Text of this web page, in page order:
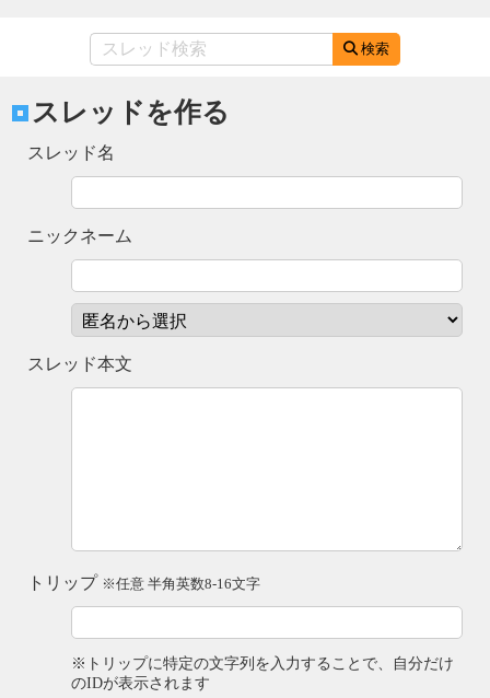
検索
スレッドを作る
スレッド名
ニックネーム
スレッド本文
トリップ ※任意 半角英数8-16文字
※トリップに特定の文字列を入力することで、自分だけ
のIDが表示されます